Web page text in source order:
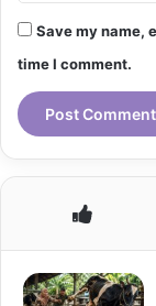
Save my name,
time I comment.